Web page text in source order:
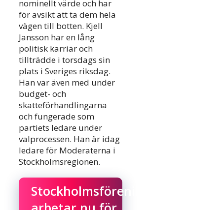
nominellt värde och har
för avsikt att ta dem hela
vägen till botten. Kjell
Jansson har en lång
politisk karriär och
tillträdde i torsdags sin
plats i Sveriges riksdag.
Han var även med under
budget- och
skatteförhandlingarna
och fungerade som
partiets ledare under
valprocessen. Han är idag
ledare för Moderaterna i
Stockholmsregionen.
Stockholmsföreningen